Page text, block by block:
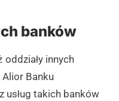
banków
innych
Banku
usług takich banków